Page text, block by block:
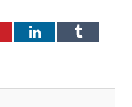
LinkedInTumblr